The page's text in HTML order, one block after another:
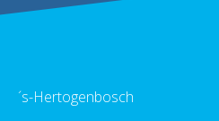
´s-Hertogenbosch